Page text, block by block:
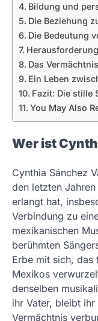
Bildung und
Die Beziehung
Die Bedeutung
Das
Ein Leben
Fazit: Die stille
You May Also
Wer ist
Cynthia Sánchez
den letzten
erlangt hat,
Verbindung zu
mexikanischen
berühmten
Erbe mit sich, das
Mexikos
denselben
ihr Vater, bleibt
Vermächtnis